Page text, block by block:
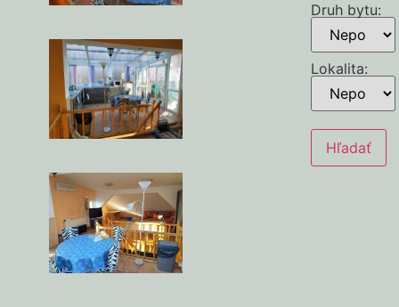
Druh bytu:
Lokalita: